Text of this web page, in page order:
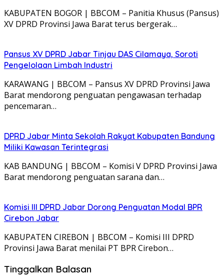
KABUPATEN BOGOR | BBCOM – Panitia Khusus (Pansus)
XV DPRD Provinsi Jawa Barat terus bergerak…
Pansus XV DPRD Jabar Tinjau DAS Cilamaya, Soroti
Pengelolaan Limbah Industri
KARAWANG | BBCOM – Pansus XV DPRD Provinsi Jawa
Barat mendorong penguatan pengawasan terhadap
pencemaran…
DPRD Jabar Minta Sekolah Rakyat Kabupaten Bandung
Miliki Kawasan Terintegrasi
KAB BANDUNG | BBCOM – Komisi V DPRD Provinsi Jawa
Barat mendorong penguatan sarana dan…
Komisi III DPRD Jabar Dorong Penguatan Modal BPR
Cirebon Jabar
KABUPATEN CIREBON | BBCOM – Komisi III DPRD
Provinsi Jawa Barat menilai PT BPR Cirebon…
Tinggalkan Balasan